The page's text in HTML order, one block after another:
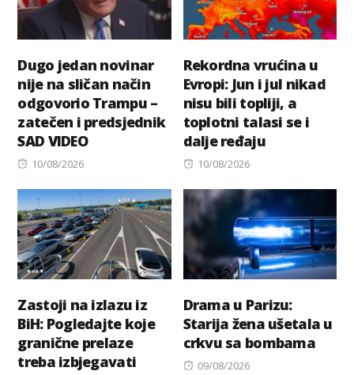
Dugo jedan novinar
nije na sličan način
odgovorio Trampu –
zatečen i predsjednik
SAD VIDEO
Posted
10/08/2026
Rekordna vrućina u
Evropi: Jun i jul nikad
nisu bili topliji, a
toplotni talasi se i
dalje ređaju
Posted
10/08/2026
Zastoji na izlazu iz
BiH: Pogledajte koje
granične prelaze
treba izbjegavati
Drama u Parizu:
Starija žena ušetala u
crkvu sa bombama
Posted
09/08/2026